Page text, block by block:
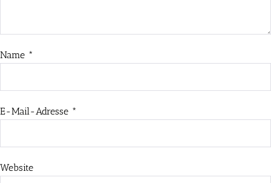
Name *
E-Mail-Adresse *
Website